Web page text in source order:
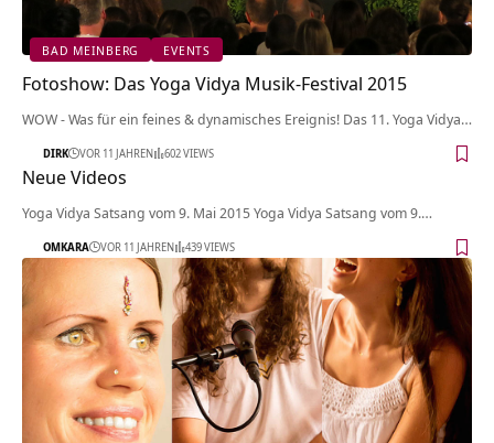
BAD MEINBERG EVENTS
Fotoshow: Das Yoga Vidya Musik-Festival 2015
WOW - Was für ein feines & dynamisches Ereignis! Das 11. Yoga Vidya…
DIRK VOR 11 JAHREN 602 VIEWS
Neue Videos
Yoga Vidya Satsang vom 9. Mai 2015 Yoga Vidya Satsang vom 9.…
OMKARA VOR 11 JAHREN 439 VIEWS